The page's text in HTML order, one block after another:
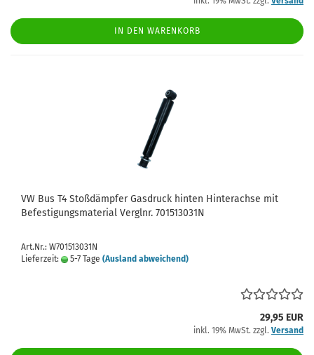
IN DEN WARENKORB
VW Bus T4 Stoßdämpfer Gasdruck hinten Hinterachse mit
Befestigungsmaterial Verglnr. 701513031N
Art.Nr.: W701513031N
Lieferzeit:
5-7 Tage (Ausland abweichend)
29,95 EUR
inkl. 19% MwSt. zzgl. Versand